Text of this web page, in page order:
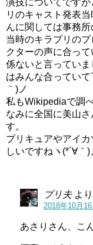
その際の演技も、「
をしていた」と高評
女優としての芸歴
ビューしているし
ています。
また、本人も女優
トしています。
声優以外が声優の
らほら現れますが
りですし、これか
ないかと思います。
これからも、女優
リのキャスト発表
んに関しては事務
当時のキラプリの
クターの声に合っ
係ないと言ってい
はみんな合ってい
｀)ノ
私もWikipediaで調
なみに全国に美山
す。
プリキュアやアイ
しいですねヽ(*´∀｀)
プリ夫 よ
2018年10月
あさりさん、こ